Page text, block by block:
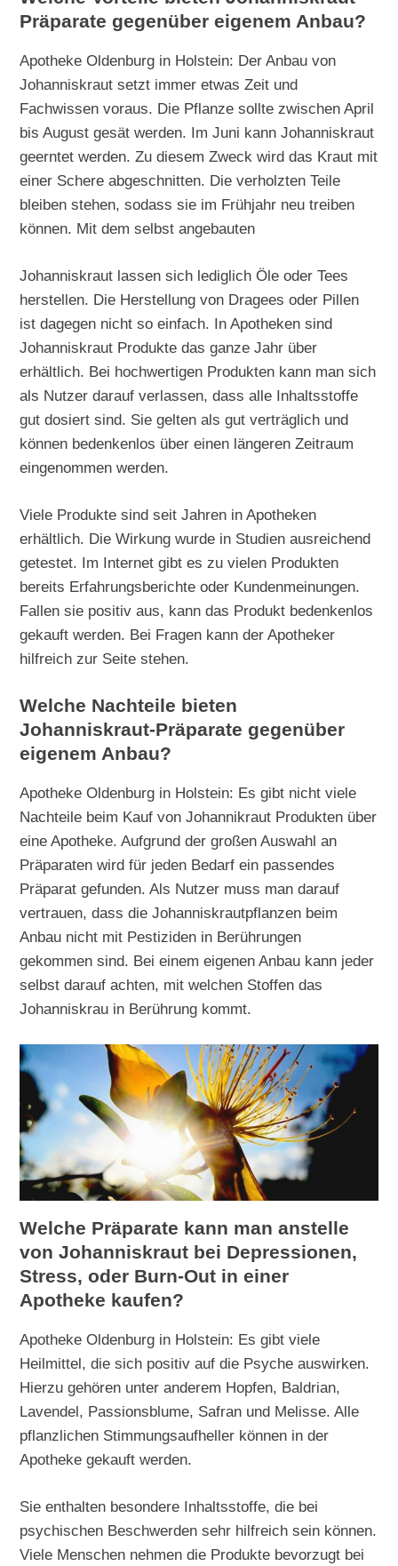
Präparate gegenüber eigenem Anbau?
Apotheke Oldenburg in Holstein: Der Anbau von
Johanniskraut setzt immer etwas Zeit und
Fachwissen voraus. Die Pflanze sollte zwischen April
bis August gesät werden. Im Juni kann Johanniskraut
geerntet werden. Zu diesem Zweck wird das Kraut mit
einer Schere abgeschnitten. Die verholzten Teile
bleiben stehen, sodass sie im Frühjahr neu treiben
können. Mit dem selbst angebauten
Johanniskraut lassen sich lediglich Öle oder Tees
herstellen. Die Herstellung von Dragees oder Pillen
ist dagegen nicht so einfach. In Apotheken sind
Johanniskraut Produkte das ganze Jahr über
erhältlich. Bei hochwertigen Produkten kann man sich
als Nutzer darauf verlassen, dass alle Inhaltsstoffe
gut dosiert sind. Sie gelten als gut verträglich und
können bedenkenlos über einen längeren Zeitraum
eingenommen werden.
Viele Produkte sind seit Jahren in Apotheken
erhältlich. Die Wirkung wurde in Studien ausreichend
getestet. Im Internet gibt es zu vielen Produkten
bereits Erfahrungsberichte oder Kundenmeinungen.
Fallen sie positiv aus, kann das Produkt bedenkenlos
gekauft werden. Bei Fragen kann der Apotheker
hilfreich zur Seite stehen.
Welche Nachteile bieten
Johanniskraut-Präparate gegenüber
eigenem Anbau?
Apotheke Oldenburg in Holstein: Es gibt nicht viele
Nachteile beim Kauf von Johannikraut Produkten über
eine Apotheke. Aufgrund der großen Auswahl an
Präparaten wird für jeden Bedarf ein passendes
Präparat gefunden. Als Nutzer muss man darauf
vertrauen, dass die Johanniskrautpflanzen beim
Anbau nicht mit Pestiziden in Berührungen
gekommen sind. Bei einem eigenen Anbau kann jeder
selbst darauf achten, mit welchen Stoffen das
Johanniskrau in Berührung kommt.
Welche Präparate kann man anstelle
von Johanniskraut bei Depressionen,
Stress, oder Burn-Out in einer
Apotheke kaufen?
Apotheke Oldenburg in Holstein: Es gibt viele
Heilmittel, die sich positiv auf die Psyche auswirken.
Hierzu gehören unter anderem Hopfen, Baldrian,
Lavendel, Passionsblume, Safran und Melisse. Alle
pflanzlichen Stimmungsaufheller können in der
Apotheke gekauft werden.
Sie enthalten besondere Inhaltsstoffe, die bei
psychischen Beschwerden sehr hilfreich sein können.
Viele Menschen nehmen die Produkte bevorzugt bei